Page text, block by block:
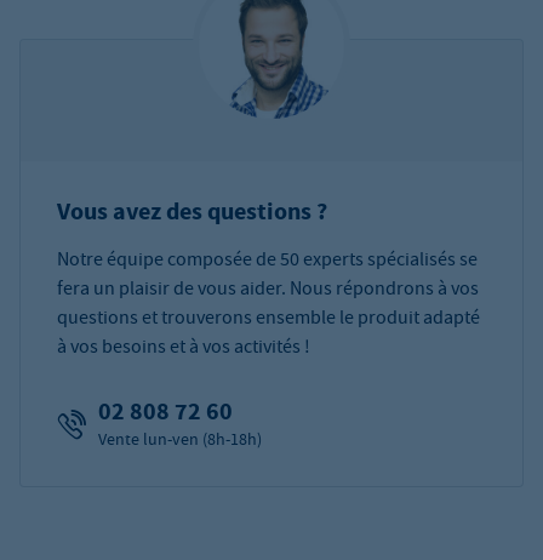
Vous avez des questions ?
Notre équipe composée de 50 experts spécialisés se
fera un plaisir de vous aider. Nous répondrons à vos
questions et trouverons ensemble le produit adapté
à vos besoins et à vos activités !
02 808 72 60
Vente lun-ven (8h-18h)